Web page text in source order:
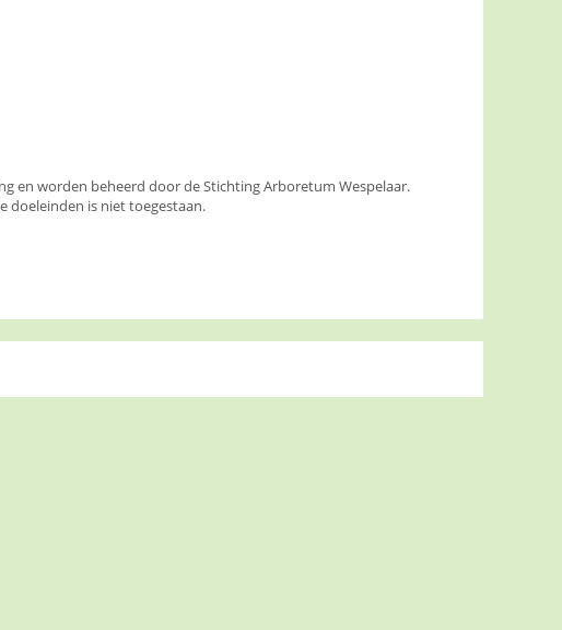
en worden beheerd door de Stichting Arboretum Wespelaar.
doeleinden is niet toegestaan.